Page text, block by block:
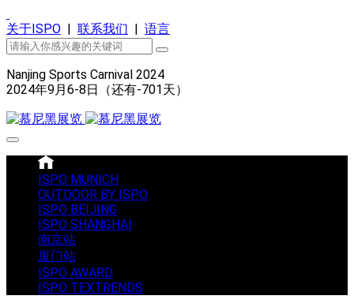
关于ISPO | 联系我们 | 语言
Nanjing Sports Carnival 2024
2024年9月6-8日（还有-701天）
ISPO MUNICH
OUTDOOR BY ISPO
ISPO BEIJING
ISPO SHANGHAI
南京站
厦门站
ISPO AWARD
ISPO TEXTRENDS